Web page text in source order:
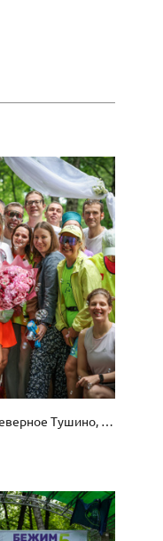
Аня+Ваня = 5 вёрст Северное Тушино, 20.06.26